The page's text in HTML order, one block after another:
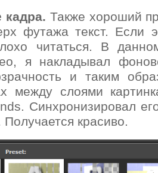
кадра. Также хороший
футажа текст. Если
читаться. В
я накладывал
и таким
между слоями
Синхронизировал
Получается красиво.